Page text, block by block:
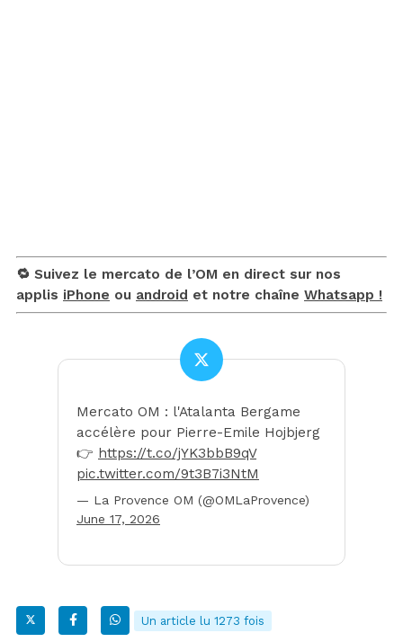
🔁 Suivez le mercato de l’OM en direct sur nos
applis iPhone ou android et notre chaîne Whatsapp !
Mercato OM : l'Atalanta Bergame
accélère pour Pierre-Emile Hojbjerg
👉 https://t.co/jYK3bbB9qV
pic.twitter.com/9t3B7i3NtM
— La Provence OM (@OMLaProvence)
June 17, 2026
Un article lu 1273 fois